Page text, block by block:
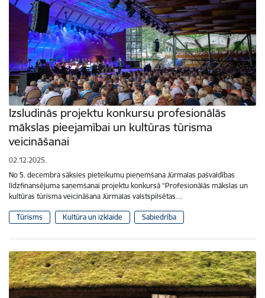
Izsludinās projektu konkursu profesionālās
mākslas pieejamībai un kultūras tūrisma
veicināšanai
02.12.2025.
No 5. decembra sāksies pieteikumu pieņemšana Jūrmalas pašvaldības
līdzfinansējuma saņemšanai projektu konkursā “Profesionālās mākslas un
kultūras tūrisma veicināšana Jūrmalas valstspilsētas…
Tūrisms Kultūra un izklaide Sabiedrība